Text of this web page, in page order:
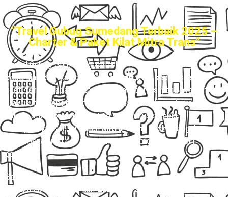
"Travel Gubug Sumedang Terbaik 2025 –
Charter & Paket Kilat Mitra Trans"
Travel Gubug-Sumedang terbaik
– Kalau kamu sering
bepergian dari Gubug
ke Sumedang, atau sebaliknya,
pasti tahu betapa ribetnya cari transportasi yang nyaman,
praktis, dan tepat waktu. Belum lagi kalau harus kirim
barang atau dokumen penting yang harus sampai
secepatnya
. Nah, di sinilahMitra Transhadir sebagai
solusi perjalanan dan pengiriman yang bikin hidup lebih
gampang.
Bayangin gini:
Kamu mau berangkat dariGubug ke Sumedang.